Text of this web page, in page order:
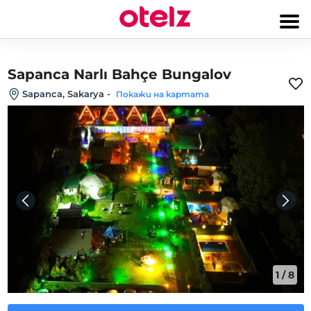
Sapanca Narlı Bahçe Bungalov
Sapanca, Sakarya - Покажи на картата
1 /8